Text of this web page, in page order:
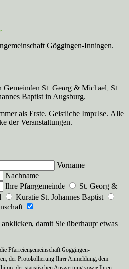
Göggingen-Inningen.
Gemeinden St. Georg & Michael, St.
Baptist in Augsburg.
als Erste. Geistliche Impulse. Alle
der Veranstaltungen.
Vorname
Nachname
Ihre Pfarrgemeinde
St. Georg &
Kuratie St. Johannes Baptist
damit Sie überhaupt etwas
Pfarreiengemeinschaft Göggingen-
der Protokollierung Ihrer Anmeldung, dem
der statistischen Auswertung sowie Ihren